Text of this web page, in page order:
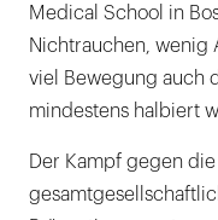
Medical School in
Nichtrauchen, wenig
viel Bewegung auch
mindestens halbiert
Der Kampf gegen